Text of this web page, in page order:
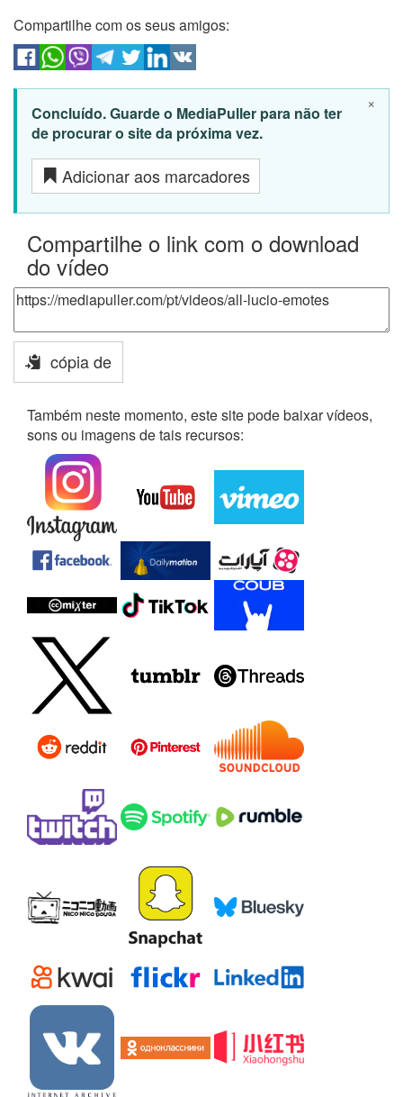
Compartilhe com os seus amigos:
×
Concluído. Guarde o MediaPuller para não ter
de procurar o site da próxima vez.
Adicionar aos marcadores
Compartilhe o link com o download
do vídeo
cópia de
Também neste momento, este site pode baixar vídeos,
sons ou imagens de tais recursos: